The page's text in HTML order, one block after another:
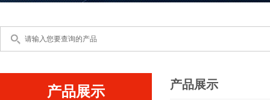
产品展示 产品展示